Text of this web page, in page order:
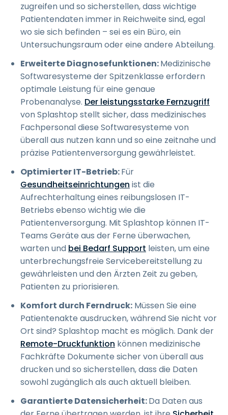
zugreifen und so sicherstellen, dass wichtige
Patientendaten immer in Reichweite sind, egal
wo sie sich befinden – sei es ein Büro, ein
Untersuchungsraum oder eine andere Abteilung.
Erweiterte Diagnosefunktionen:Medizinische
Softwaresysteme der Spitzenklasse erfordern
optimale Leistung für eine genaue
Probenanalyse. Der leistungsstarke Fernzugriff
von Splashtop stellt sicher, dass medizinisches
Fachpersonal diese Softwaresysteme von
überall aus nutzen kann und so eine zeitnahe und
präzise Patientenversorgung gewährleistet.
Optimierter IT-Betrieb:Für
Gesundheitseinrichtungen ist die
Aufrechterhaltung eines reibungslosen IT-
Betriebs ebenso wichtig wie die
Patientenversorgung. Mit Splashtop können IT-
Teams Geräte aus der Ferne überwachen,
warten und bei Bedarf Support leisten, um eine
unterbrechungsfreie Servicebereitstellung zu
gewährleisten und den Ärzten Zeit zu geben,
Patienten zu priorisieren.
Komfort durch Ferndruck: Müssen Sie eine
Patientenakte ausdrucken, während Sie nicht vor
Ort sind? Splashtop macht es möglich. Dank der
Remote-Druckfunktion können medizinische
Fachkräfte Dokumente sicher von überall aus
drucken und so sicherstellen, dass die Daten
sowohl zugänglich als auch aktuell bleiben.
Garantierte Datensicherheit:Da Daten aus